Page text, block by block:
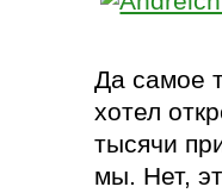
Да самое
хотел
тысячи
мы. Нет,